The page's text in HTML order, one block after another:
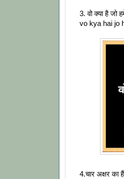
3. वो क्या है जो
vo kya hai jo
4.चार अक्षर का